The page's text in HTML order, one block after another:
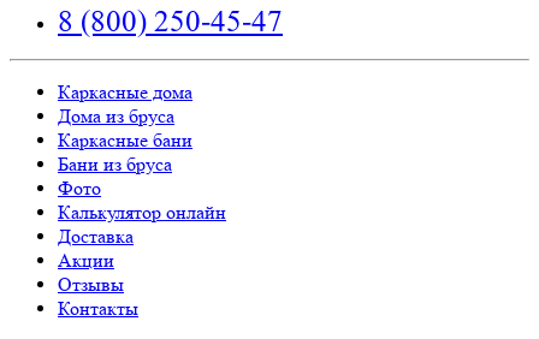
8 (800) 250-45-47
Каркасные дома
Дома из бруса
Каркасные бани
Бани из бруса
Фото
Калькулятор онлайн
Доставка
Акции
Отзывы
Контакты